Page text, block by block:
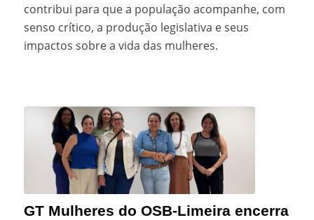
contribui para que a população acompanhe, com
senso crítico, a produção legislativa e seus
impactos sobre a vida das mulheres.
GT Mulheres do OSB-Limeira encerra